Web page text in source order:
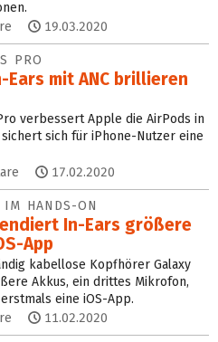
19.03.2020
PRO
Ears mit ANC brillieren
verbessert Apple die AirPods in
sich für iPhone-Nutzer eine
17.02.2020
IM HANDS-ON
In-Ears größere
App
kabellose Kopfhörer Galaxy
Akkus, ein drittes Mikrofon,
eine iOS-App.
11.02.2020